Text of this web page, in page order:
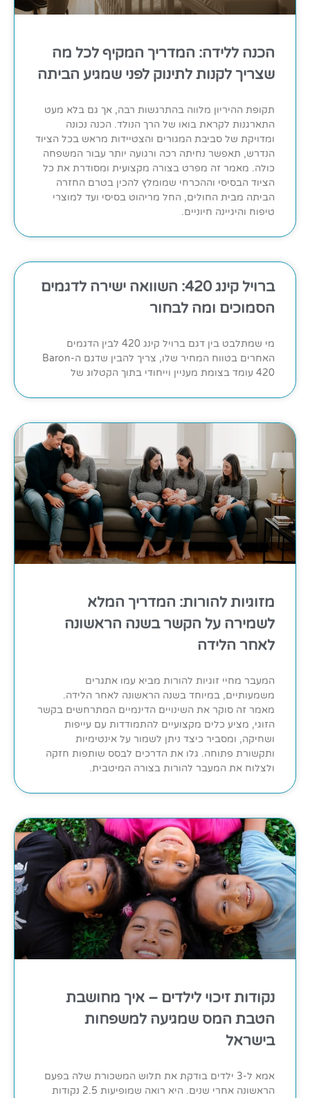
הכנה ללידה: המדריך המקיף לכל מה
שצריך לקנות לתינוק לפני שמגיע הביתה
תקופת ההיריון מלווה בהתרגשות רבה, אך גם בלא מעט
התארגנות לקראת בואו של הרך הנולד. הכנה נכונה
ומדויקת של סביבת המגורים והצטיידות מראש בכל הציוד
הנדרש, תאפשר נחיתה רכה ורגועה יותר עבור המשפחה
כולה. מאמר זה מפרט בצורה מקצועית ומסודרת את כל
הציוד הבסיסי וההכרחי שמומלץ להכין בטרם החזרה
הביתה מבית החולים, החל מריהוט בסיסי ועד למוצרי
טיפוח והיגיינה חיוניים.
ברויל קינג 420: השוואה ישירה לדגמים
הסמוכים ומה לבחור
מי שמתלבט בין דגם ברויל קינג 420 לבין הדגמים
האחרים בטווח המחיר שלו, צריך להבין שדגם ה-Baron
420 עומד בצומת מעניין וייחודי בתוך הקטלוג של
מזוגיות להורות: המדריך המלא
לשמירה על הקשר בשנה הראשונה
לאחר הלידה
המעבר מחיי זוגיות להורות מביא עמו אתגרים
משמעותיים, במיוחד בשנה הראשונה לאחר הלידה.
מאמר זה סוקר את השינויים הדינמיים המתרחשים בקשר
הזוגי, מציע כלים מקצועיים להתמודדות עם עייפות
ושחיקה, ומסביר כיצד ניתן לשמור על אינטימיות
ותקשורת פתוחה. גלו את הדרכים לבסס שותפות חזקה
ולצלוח את המעבר להורות בצורה המיטבית.
נקודות זיכוי לילדים – איך מחושבת
הטבת המס שמגיעה למשפחות
בישראל
אמא ל-3 ילדים בודקת את תלוש המשכורת שלה בפעם
הראשונה אחרי שנים. היא רואה שמופיעות 2.5 נקודות